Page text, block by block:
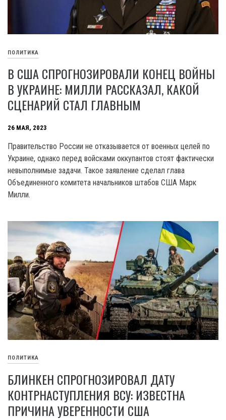
ПОЛИТИКА
В США СПРОГНОЗИРОВАЛИ КОНЕЦ ВОЙНЫ
В УКРАИНЕ: МИЛЛИ РАССКАЗАЛ, КАКОЙ
СЦЕНАРИЙ СТАЛ ГЛАВНЫМ
26 МАЯ, 2023
Правительство России не отказывается от военных целей по
Украине, однако перед войсками оккупантов стоят фактически
невыполнимые задачи. Такое заявление сделал глава
Объединенного комитета начальников штабов США Марк
Милли.
ПОЛИТИКА
БЛИНКЕН СПРОГНОЗИРОВАЛ ДАТУ
КОНТРНАСТУПЛЕНИЯ ВСУ: ИЗВЕСТНА
ПРИЧИНА УВЕРЕННОСТИ США